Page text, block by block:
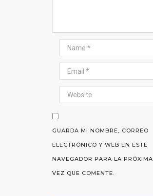
GUARDA MI NOMBRE, CORREO
ELECTRÓNICO Y WEB EN ESTE
NAVEGADOR PARA LA PRÓXIMA
VEZ QUE COMENTE.